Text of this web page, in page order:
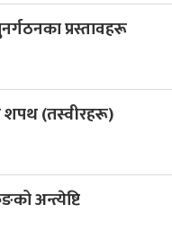
प्रस्तावहरू
शपथ (तस्वीरहरू)
अन्त्येष्टि